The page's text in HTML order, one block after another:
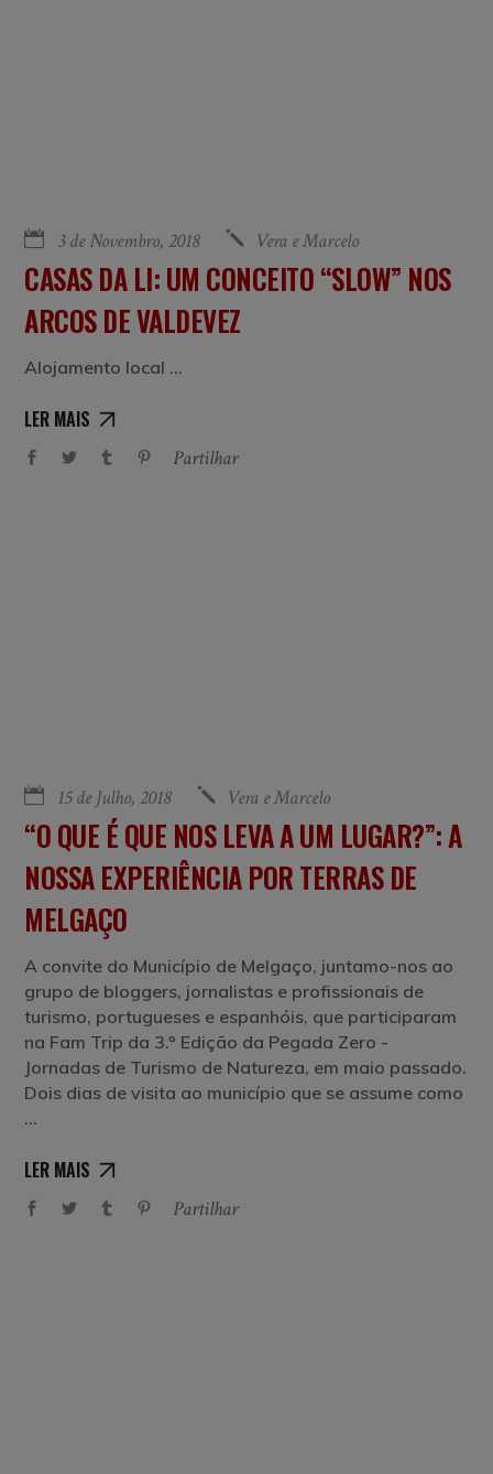
3 de Novembro, 2018 Vera e Marcelo
CASAS DA LI: UM CONCEITO “SLOW” NOS
ARCOS DE VALDEVEZ
Alojamento local
LER MAIS
Partilhar
15 de Julho, 2018 Vera e Marcelo
“O QUE É QUE NOS LEVA A UM LUGAR?”: A
NOSSA EXPERIÊNCIA POR TERRAS DE
MELGAÇO
A convite do Município de Melgaço, juntamo-nos ao
grupo de bloggers, jornalistas e profissionais de
turismo, portugueses e espanhóis, que participaram
na Fam Trip da 3.º Edição da Pegada Zero -
Jornadas de Turismo de Natureza, em maio passado.
Dois dias de visita ao município que se assume como
LER MAIS
Partilhar